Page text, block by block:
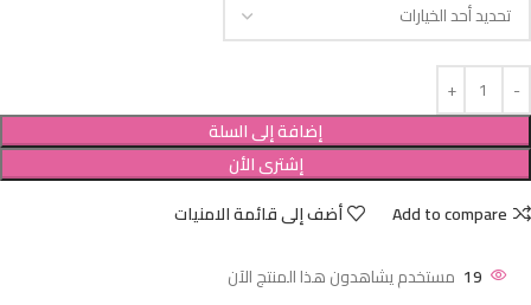
إضافة إلى السلة
إشترى الأن
Add to compare
أضف إلى قائمة الامنيات
19 مستخدم يشاهدون هذا المنتج الآن